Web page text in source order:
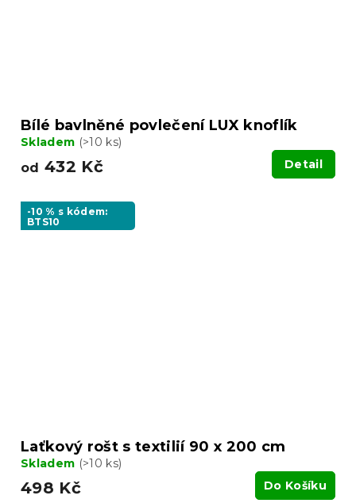
Bílé bavlněné povlečení LUX knoflík
Skladem (>10 ks)
od 432 Kč Detail
-10 % s kódem:
BTS10
Laťkový rošt s textilií 90 x 200 cm
Skladem (>10 ks)
498 Kč Do Košíku